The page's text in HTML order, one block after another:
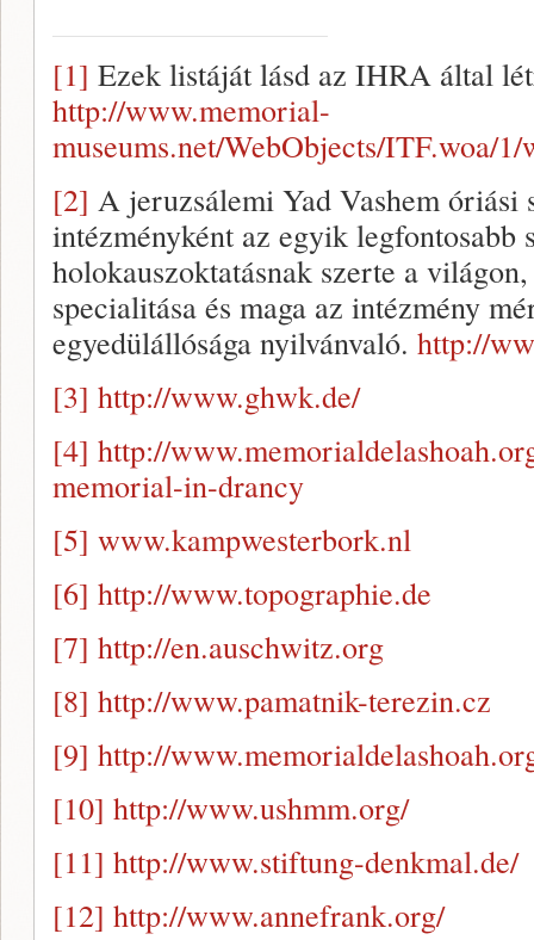
[1] Ezek listáját lásd az IHRA által
http://www.memorial-
museums.net/WebObjects/ITF.woa/
[2] A jeruzsálemi Yad Vashem
intézményként az egyik legfontosabb
holokauszoktatásnak szerte a
specialitása és maga az intézmény
egyedülállósága nyilvánvaló. http://
[3] http://www.ghwk.de/
[4] http://
memorial-in-drancy
[5] www.kampwesterbork.nl
[6] http://www.topographie.de
[7] http://en.auschwitz.org
[8] http://www.pamatnik-terezin.cz
[9] http://
[10] http://www.ushmm.org/
[11] http://www.stiftung-denkmal.de/
[12] http://www.annefrank.org/